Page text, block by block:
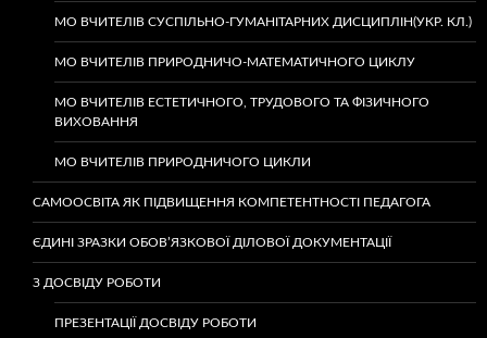
МО ВЧИТЕЛІВ СУСПІЛЬНО-ГУМАНІТАРНИХ ДИСЦИПЛІН(УКР. КЛ.)
МО ВЧИТЕЛІВ ПРИРОДНИЧО-МАТЕМАТИЧНОГО ЦИКЛУ
МО ВЧИТЕЛІВ ЕСТЕТИЧНОГО, ТРУДОВОГО ТА ФІЗИЧНОГО
ВИХОВАННЯ
МО ВЧИТЕЛІВ ПРИРОДНИЧОГО ЦИКЛИ
САМООСВІТА ЯК ПІДВИЩЕННЯ КОМПЕТЕНТНОСТІ ПЕДАГОГА
ЄДИНІ ЗРАЗКИ ОБОВ’ЯЗКОВОЇ ДІЛОВОЇ ДОКУМЕНТАЦІЇ
З ДОСВІДУ РОБОТИ
ПРЕЗЕНТАЦІЇ ДОСВІДУ РОБОТИ